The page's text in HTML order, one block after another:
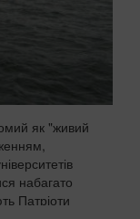
як "живий
набагато
Патріоти